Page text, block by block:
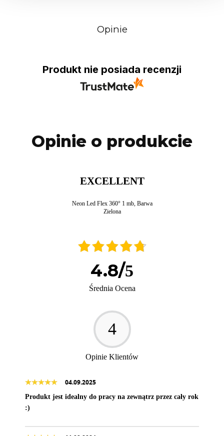
Opinie
Produkt nie posiada recenzji
Opinie o produkcie
EXCELLENT
Neon Led Flex 360° 1 mb, Barwa
Zielona
4.8/5
Średnia Ocena
4
Opinie Klientów
04.09.2025
Produkt jest idealny do pracy na zewnątrz przez cały rok
:)